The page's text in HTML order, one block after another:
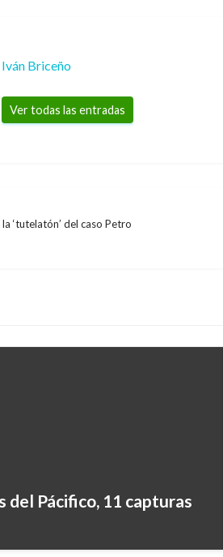
Iván Briceño
Ver todas las entradas
‘tutelatón’ del caso Petro
Pácifico, 11 capturas